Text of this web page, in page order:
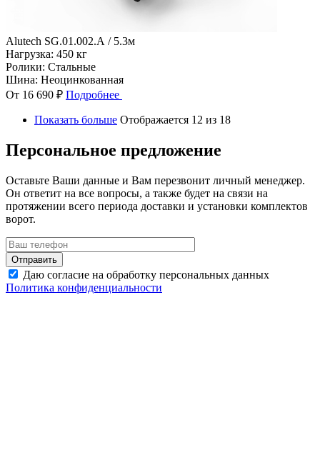
Alutech SG.01.002.А / 5.3м
Нагрузка: 450 кг
Ролики: Стальные
Шина: Неоцинкованная
От 16 690 ₽ Подробнее
Показать больше Отображается 12 из 18
Персональное предложение
Оставьте Ваши данные и Вам перезвонит личный менеджер.
Он ответит на все вопросы, а также будет на связи на
протяжении всего периода доставки и установки комплектов
ворот.
Даю согласие на обработку персональных данных
Политика конфиденциальности